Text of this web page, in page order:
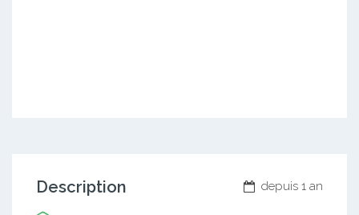
depuis 1 an
Description